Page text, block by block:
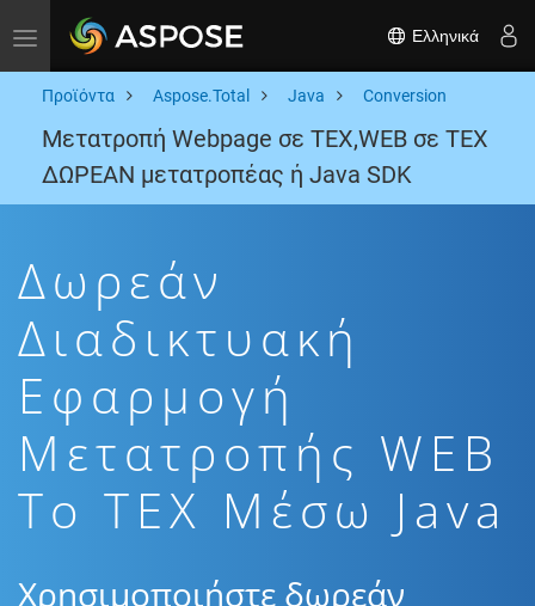
Toggle navigation Ελληνικά
Προϊόντα Aspose.Total Java Conversion
Μετατροπή Webpage σε TEX,WEB σε TEX
ΔΩΡΕΑΝ μετατροπέας ή Java SDK
Δωρεάν
Διαδικτυακή
Εφαρμογή
Μετατροπής WEB
To TEX Μέσω Java
Χρησιμοποιήστε δωρεάν